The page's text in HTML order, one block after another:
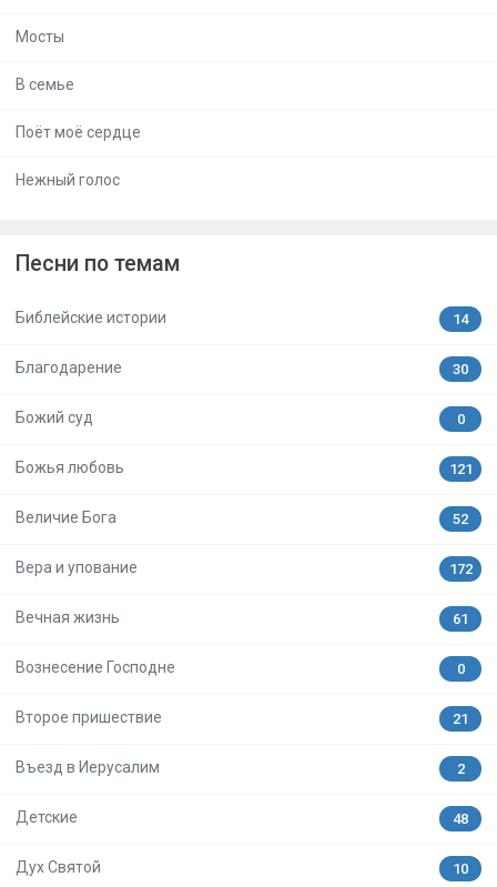
Мосты
В семье
Поёт моё сердце
Нежный голос
Песни по темам
Библейские истории 14
Благодарение 30
Божий суд 0
Божья любовь 121
Величие Бога 52
Вера и упование 172
Вечная жизнь 61
Вознесение Господне 0
Второе пришествие 21
Въезд в Иерусалим 2
Детские 48
Дух Святой 10